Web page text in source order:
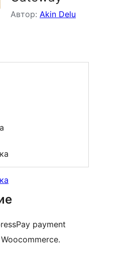
Автор: Akin Delu
payment